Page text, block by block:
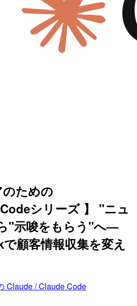
のための
シリーズ 】 "ニュ
"示唆をもらう"へ—
顧客情報収集を変え
Claude / Claude Code